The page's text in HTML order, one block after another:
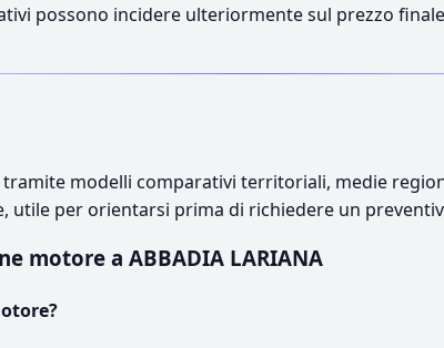
possono incidere ulteriormente sul prezzo
modelli comparativi territoriali, medie
utile per orientarsi prima di richiedere un
motore a ABBADIA LARIANA